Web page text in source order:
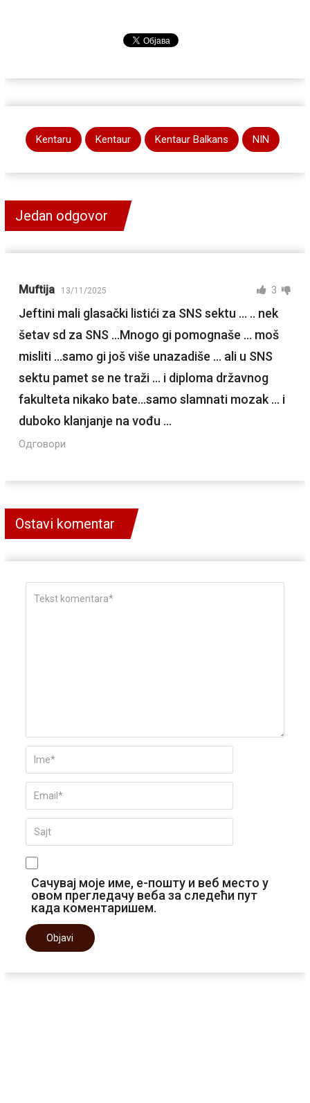
Kentaru Kentaur Kentaur Balkans NIN
Jedan odgovor
Muftija 13/11/2025 3
Jeftini mali glasački listići za SNS sektu … .. nek
šetav sd za SNS …Mnogo gi pomognaše … moš
misliti …samo gi još više unazadiše … ali u SNS
sektu pamet se ne traži … i diploma državnog
fakulteta nikako bate…samo slamnati mozak … i
duboko klanjanje na vođu …
Одговори
Ostavi komentar
Сачувај моје име, е-пошту и веб место у
овом прегледачу веба за следећи пут
када коментаришем.